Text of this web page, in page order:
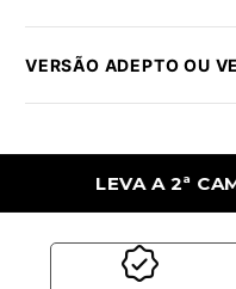
VERSÃO ADEPTO OU
LEVA A 2ª